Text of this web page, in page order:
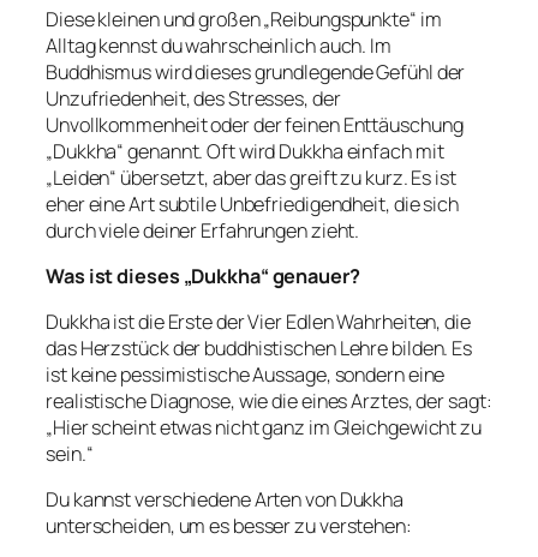
Diese kleinen und großen „Reibungspunkte“ im
Alltag kennst du wahrscheinlich auch. Im
Buddhismus wird dieses grundlegende Gefühl der
Unzufriedenheit, des Stresses, der
Unvollkommenheit oder der feinen Enttäuschung
„Dukkha“ genannt. Oft wird Dukkha einfach mit
„Leiden“ übersetzt, aber das greift zu kurz. Es ist
eher eine Art subtile Unbefriedigendheit, die sich
durch viele deiner Erfahrungen zieht.
Was ist dieses „Dukkha“ genauer?
Dukkha ist die Erste der Vier Edlen Wahrheiten, die
das Herzstück der buddhistischen Lehre bilden. Es
ist keine pessimistische Aussage, sondern eine
realistische Diagnose, wie die eines Arztes, der sagt:
„Hier scheint etwas nicht ganz im Gleichgewicht zu
sein.“
Du kannst verschiedene Arten von Dukkha
unterscheiden, um es besser zu verstehen: